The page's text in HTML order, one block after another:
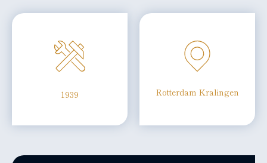
1939 Rotterdam Kralingen